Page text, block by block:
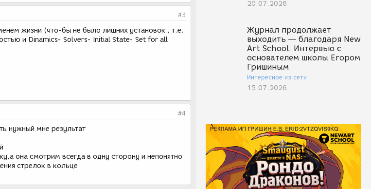
20.07.2026
Журнал продолжает
выходить — благодаря New
Art School. Интервью с
основателем школы Егором
Гришиным
Интересное из сети
15.07.2026
#3
жизни (что-бы не было лишних установок , т.е.
и Dinamics- Solvers- Initial State- Set for all
#4
нужный мне результат
она смотрим всегда в одну сторону и непонятно
стрелок в кольце